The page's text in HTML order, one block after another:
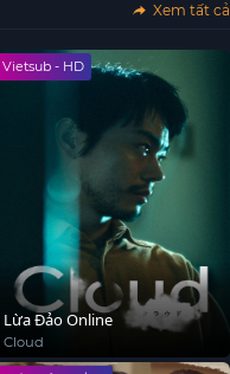
Xem tất cả
Vietsub - HD
Lừa Đảo Online
Cloud